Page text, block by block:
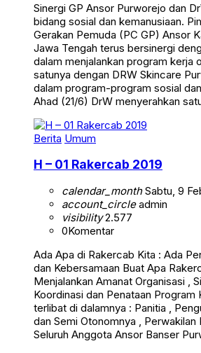
Sinergi GP Ansor Purworejo dan
bidang sosial dan kemanusiaan.
Gerakan Pemuda (PC GP) Ansor
Jawa Tengah terus bersinergi
dalam menjalankan program kerja
satunya dengan DRW Skincare
dalam program-program sosial
Ahad (21/6) DrW menyerahkan
Berita Umum
H – 01 Rakercab 2019
calendar_monthSabtu, 9
account_circleadmin
visibility2.577
0Komentar
Ada Apa di Rakercab Kita : Ada
dan Kebersamaan Buat Apa
Menjalankan Amanat Organisasi ,
Koordinasi dan Penataan Program
terlibat di dalamnya : Panitia ,
dan Semi Otonomnya , Perwakilan
Seluruh Anggota Ansor Banser